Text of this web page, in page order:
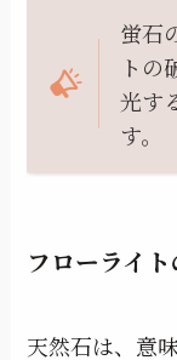
蛍石
トの
光す
す。
フローライ
天然石は、意